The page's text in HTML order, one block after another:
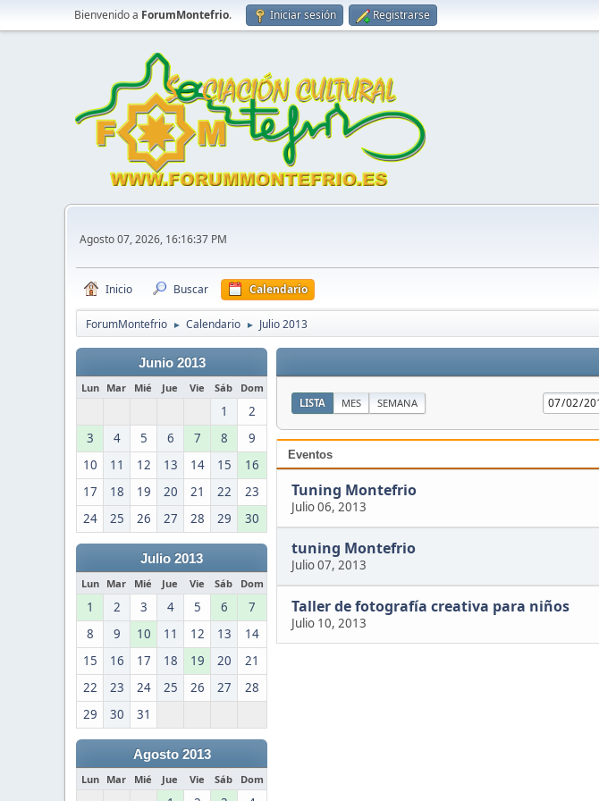
Bienvenido a ForumMontefrio. Iniciar sesión Registrarse
Agosto 07, 2026, 16:16:37 PM
Inicio Buscar Calendario
ForumMontefrio ► Calendario ► Julio 2013
Junio 2013
Lun Mar Mié Jue Vie Sáb Dom
1
2
3
4 5 6 7 8
9
10
11 12 13 14 15
16
17
18 19 20 21 22
23
24
25 26 27 28 29 30
Julio 2013
Lun Mar Mié Jue Vie Sáb Dom
1 2 3 4 5 6
7
8
9 10 11 12 13
14
15
16 17 18 19 20
21
22
23 24 25 26 27
28
29
30 31
Agosto 2013
Lun Mar Mié Jue Vie Sáb Dom
LISTA MES SEMANA
Eventos
Tuning Montefrio
Julio 06, 2013
tuning Montefrio
Julio 07, 2013
Taller de fotografía creativa para niños
Julio 10, 2013